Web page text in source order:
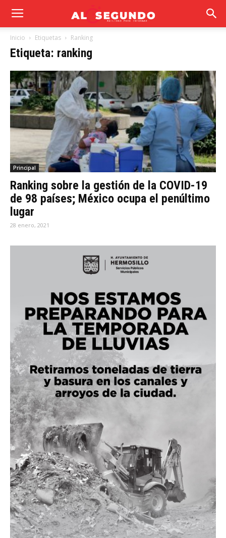
Inicio Etiquetas Ranking
Etiqueta: ranking
Principal
Ranking sobre la gestión de la COVID-19
de 98 países; México ocupa el penúltimo
lugar
28 enero, 2021